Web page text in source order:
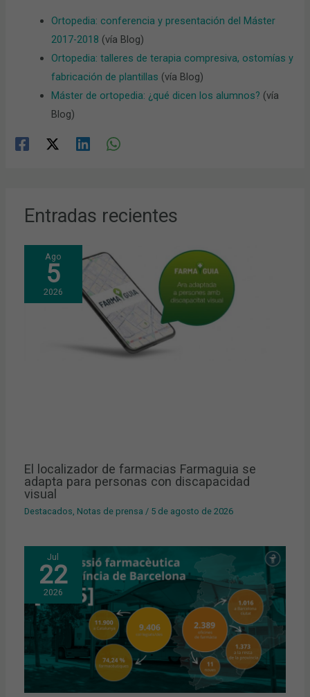
Ortopedia: conferencia y presentación del Máster
2017-2018 (vía Blog)
Ortopedia: talleres de terapia compresiva, ostomías y
fabricación de plantillas (vía Blog)
Máster de ortopedia: ¿qué dicen los alumnos? (vía
Blog)
Entradas recientes
Ago
5
2026
El localizador de farmacias Farmaguia se
adapta para personas con discapacidad
visual
Destacados, Notas de prensa / 5 de agosto de 2026
Jul
22
2026